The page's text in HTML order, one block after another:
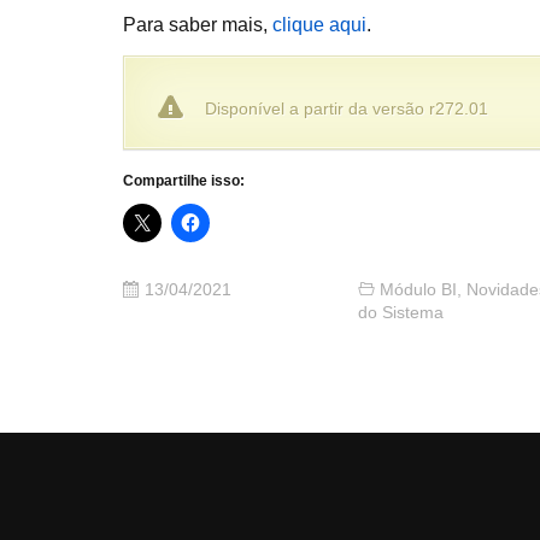
Para saber mais, clique aqui.
Disponível a partir da versão r272.01
Compartilhe isso:
13/04/2021 Módulo BI ,
do Sistema